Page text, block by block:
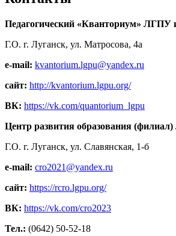
Педагогический «Кванториум»
Г.О. г. Луганск, ул. Матросова, 4а
e-mail: kvantorium.lgpu@yandex.ru
сайт: http://kvantorium.lgpu.org/
ВК: https://vk.com/quantorium_lgpu
Центр развития образования
Г.О. г. Луганск, ул. Славянская, 1-б
e-mail: cro2021@yandex.ru
сайт: https://rcro.lgpu.org/
ВК: https://vk.com/cro2023
Тел.: (0642) 50-52-18